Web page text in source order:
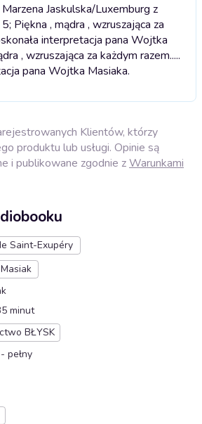
Jaskulska/Luxemburg z
Piękna , mądra , wzruszająca za
interpretacja pana Wojtka
, wzruszająca za każdym razem.....
pana Wojtka Masiaka.
Klientów, którzy
produktu lub usługi. Opinie są
i publikowane zgodnie zWarunkami
Saint-Exupéry
minut
BŁYSK
pełny